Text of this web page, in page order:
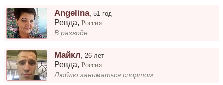
Angelina,51 год
Ревда,Россия
В разводе
Майкл,26 лет
Ревда,Россия
Люблю заниматься спортом